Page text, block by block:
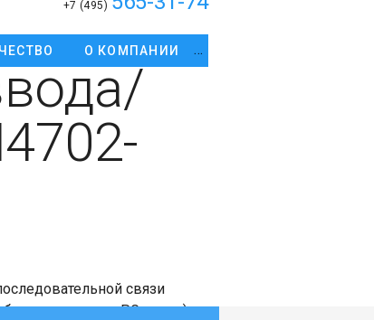
+7 (495)
О КОМПАНИИ
связи
со стороны PG - папа) -